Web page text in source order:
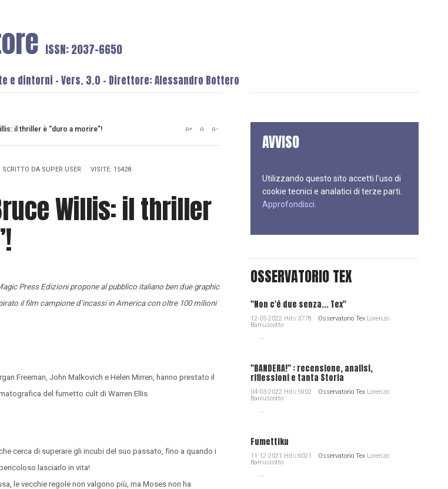
ISSN: 2037-6650
e dintorni - Vers. 3.0 - Direttore: Alessandro Bottero
il thriller è “duro a morire”!
SCRITTO DA SUPER USER VISITE: 15428
Willis: il thriller
Press Edizioni propone al pubblico italiano ben due graphic
il film campione d’incassi in America con oltre 100 milioni
Freeman, John Malkovich e Helen Mirren, hanno prestato il
del fumetto cult di Warren Ellis.
cerca di superare gli incubi del suo passato, fino a quando i
lasciarlo in vita!
le vecchie regole non valgono più, ma Moses non ha
AVVISO
Utilizzando questo sito accetti l’uso di
cookie tecnici e analatici di terze parti.
Approfondisci
OSSERVATORIO TEX
"Non c'è due senza... Tex"
12-05-2022 Hits:3778 Osservatorio TexLorenzo
Barruscotto
...
"BANDERA!" : recensione, analisi,
riflessioni e tanta Storia
04-03-2022 Hits:5902 Osservatorio TexLorenzo
Barruscotto
...
Fumettiku
11-12-2021 Hits:6021 Osservatorio TexLorenzo
Barruscotto
...